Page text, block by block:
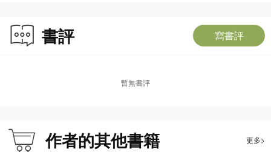
戲，竟然令烏鴉老師對變色龍改觀……究竟發生了什麼事？
嘗過熱騰騰的蒸籠點心，看過外牆搭起竹棚的舊樓，還在海邊遇上本地漁民。誰
《海星夫婦看日出（日部）》
海星先生安排了一連串郊遊活動，慶祝他和太太的結婚紀念日。他們計劃傍晚賞
書評 寫書評
暫無書評
作者的其他書籍 更多>